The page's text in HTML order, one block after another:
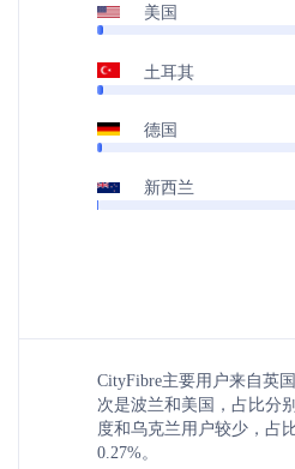
美国
土耳其
德国
新西兰
CityFibre主要用户来自英
次是波兰和美国，占比分
度和乌克兰用户较少，占
0.27%。